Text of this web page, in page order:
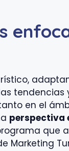
tendencias
en el
perspectiva
que
Marketing